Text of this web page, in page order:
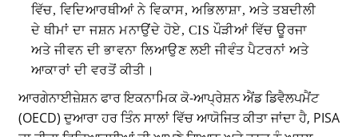
ਵਿੱਚ, ਵਿਦਿਆਰਥੀਆਂ ਨੇ ਵਿਕਾਸ, ਅਭਿਲਾਸ਼ਾ, ਅਤੇ ਤਬਦੀਲੀ
ਦੇ ਥੀਮਾਂ ਦਾ ਜਸ਼ਨ ਮਨਾਉਂਦੇ ਹੋਏ, CIS ਪੌੜੀਆਂ ਵਿੱਚ ਊਰਜਾ
ਅਤੇ ਜੀਵਨ ਦੀ ਭਾਵਨਾ ਲਿਆਉਣ ਲਈ ਜੀਵੰਤ ਪੈਟਰਨਾਂ ਅਤੇ
ਆਕਾਰਾਂ ਦੀ ਵਰਤੋਂ ਕੀਤੀ।
ਆਰਗੇਨਾਈਜ਼ੇਸ਼ਨ ਫਾਰ ਇਕਨਾਮਿਕ ਕੋ-ਆਪ੍ਰੇਸ਼ਨ ਐਂਡ ਡਿਵੈਲਪਮੈਂਟ
(OECD) ਦੁਆਰਾ ਹਰ ਤਿੰਨ ਸਾਲਾਂ ਵਿੱਚ ਆਯੋਜਿਤ ਕੀਤਾ ਜਾਂਦਾ ਹੈ, PISA